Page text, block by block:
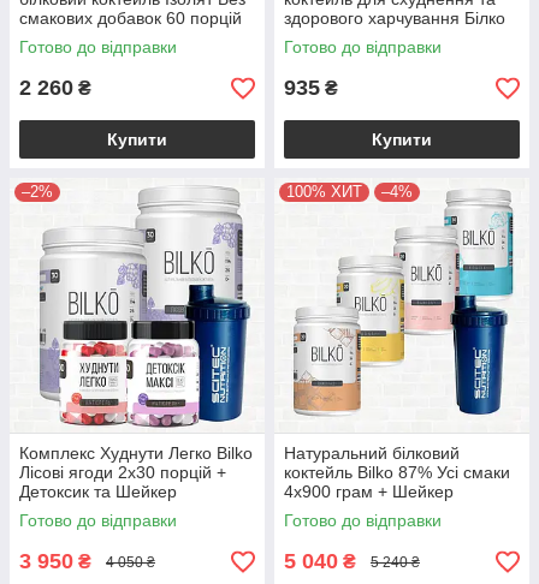
смакових добавок 60 порцій
1,8 кг
Готово до відправки
2 260 ₴
Купити
здорового харчування Білко
0,45 кг + шейкер у комлекті
Готово до відправки
935 ₴
Купити
–2%
Комплекс Худнути Легко Bilko
Лісові ягоди 2х30 порцій +
Детоксик та Шейкер
Готово до відправки
3 950 ₴ 4 050 ₴
100% ХИТ –4%
Натуральний білковий
коктейль Bilko 87% Усі смаки
4х900 грам + Шейкер
Готово до відправки
5 040 ₴ 5 240 ₴